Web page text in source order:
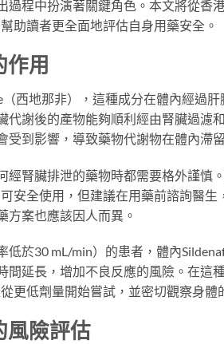
程中扮演著關鍵角色。本文將從香
助讀者更全面地評估自身用藥安全。
用
西地那非），這種成分在體內經過
謝後的產物能夠順利經由腎臟過濾
到影響，導致藥物代謝物在體內滯
腎臟排泄的藥物時都需要格外謹慎
安全使用，但建議在用藥前諮詢醫生
方案也應該因人而異。
於30 mL/min）的患者，體內
延長，增加不良反應的風險。在這
更低劑量開始嘗試，並密切觀察身體
風險評估